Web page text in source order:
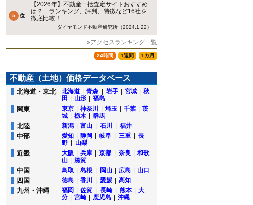
【2026年】不動産一括査定サイトおすすめ
は？ ランキング、評判、特徴など16社を
徹底比較！
ダイヤモンド不動産研究所（2024.1.22）
»アクセスランキング一覧
24時間 1週間 1カ月
不動産（土地）価格データベース
北海道・東北 北海道 青森 岩手 宮城
秋
田
山形 福島
関東 東京 神奈川 埼玉 千葉
茨
城
栃木 群馬
北陸 新潟 富山 石川 福井
中部 愛知 静岡 岐阜 三重
長
野
山梨
近畿 大阪 兵庫 京都 奈良
和歌
山
滋賀
中国 鳥取 島根 岡山 広島 山口
四国 徳島 香川 愛媛 高知
九州・沖縄 福岡 佐賀 長崎 熊本
大
分
宮崎 鹿児島 沖縄